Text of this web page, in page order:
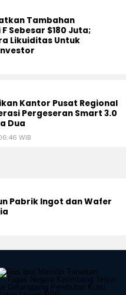
Tambahan
Sebesar $180 Juta;
Likuiditas Untuk
Kantor Pusat Regional
Pergeseran Smart 3.0
Dua
WIB
Pabrik Ingot dan Wafer